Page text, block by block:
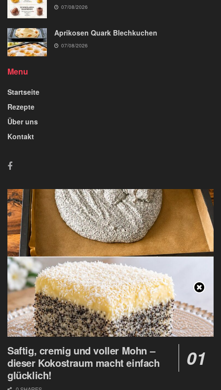
07/08/2026
Aprikosen Quark Blechkuchen
07/08/2026
Menu
Startseite
Rezepte
Über uns
Kontakt
Saftig, cremig und voller Mohn –
dieser Kokostraum macht einfach
glücklich!